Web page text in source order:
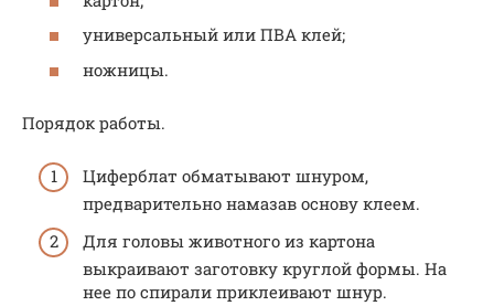
универсальный или ПВА клей;
ножницы.
Порядок работы.
Циферблат обматывают шнуром,
предварительно намазав основу клеем.
Для головы животного из картона
выкраивают заготовку круглой формы. На
нее по спирали приклеивают шнур.